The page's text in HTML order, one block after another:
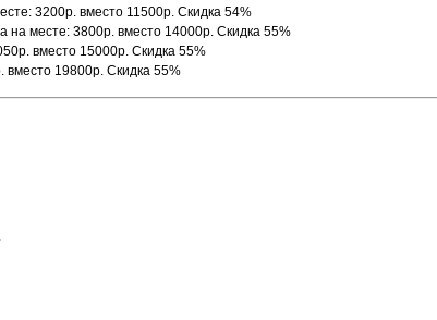
3200р. вместо 11500р. Скидка 54%
на месте: 3800р. вместо 14000р. Скидка 55%
вместо 15000р. Скидка 55%
вместо 19800р. Скидка 55%